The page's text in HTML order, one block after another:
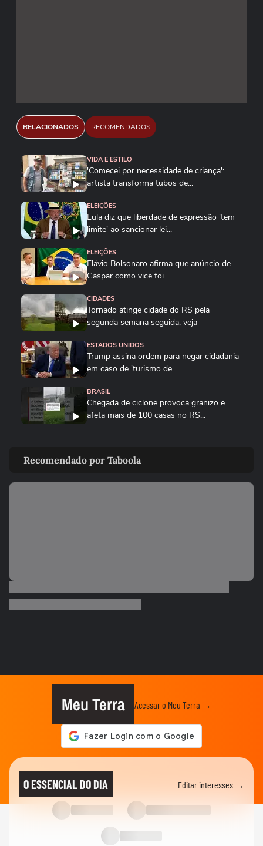
RELACIONADOS RECOMENDADOS
VIDA E ESTILO
'Comecei por necessidade de criança':
artista transforma tubos de...
ELEIÇÕES
Lula diz que liberdade de expressão 'tem
limite' ao sancionar lei...
ELEIÇÕES
Flávio Bolsonaro afirma que anúncio de
Gaspar como vice foi...
CIDADES
Tornado atinge cidade do RS pela
segunda semana seguida; veja
ESTADOS UNIDOS
Trump assina ordem para negar cidadania
em caso de 'turismo de...
BRASIL
Chegada de ciclone provoca granizo e
afeta mais de 100 casas no RS...
afeta mais de 100 casas no RS
NOTÍCIAS
doces e bolo em aniversário em SP
Risco de tornados: Defesa Civil do RS
atualiza alerta em meio à...
Carro fica pendurado em estacionamento
de prédio após motorista...
'Raiva enorme': colega comenta prisão de
ator suspeito de estuprar...
Recomendado por Taboola
Meu Terra Acessar o Meu Terra →
O ESSENCIAL DO DIA Editar interesses →